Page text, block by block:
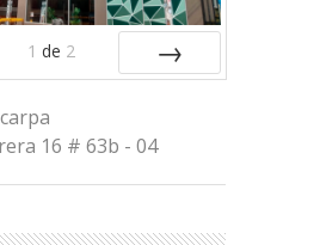
1 de 2
16 # 63b - 04